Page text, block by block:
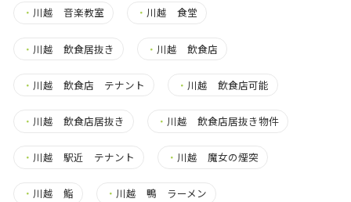
・ 川越 音楽教室 ・ 川越 食堂
・ 川越 飲食居抜き ・ 川越 飲食店
・ 川越 飲食店 テナント ・ 川越 飲食店可能
・ 川越 飲食店居抜き ・ 川越 飲食店居抜き物件
・ 川越 駅近 テナント ・ 川越 魔女の煙突
・ 川越 鮨 ・ 川越 鴨 ラーメン